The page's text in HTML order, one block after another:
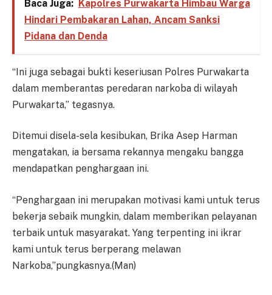
Baca Juga: Kapolres Purwakarta Himbau Warga
Hindari Pembakaran Lahan, Ancam Sanksi
Pidana dan Denda
“Ini juga sebagai bukti keseriusan Polres Purwakarta
dalam memberantas peredaran narkoba di wilayah
Purwakarta,” tegasnya.
Ditemui disela-sela kesibukan, Brika Asep Harman
mengatakan, ia bersama rekannya mengaku bangga
mendapatkan penghargaan ini.
“Penghargaan ini merupakan motivasi kami untuk terus
bekerja sebaik mungkin, dalam memberikan pelayanan
terbaik untuk masyarakat. Yang terpenting ini ikrar
kami untuk terus berperang melawan
Narkoba,”pungkasnya.(Man)